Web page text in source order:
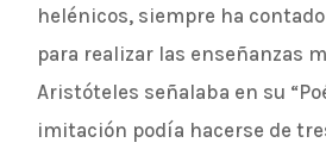
helénicos, siempre ha
para realizar las enseñanzas
Aristóteles señalaba en su
imitación podía hacerse de